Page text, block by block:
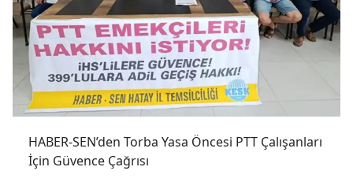
HABER-SEN’den Torba Yasa Öncesi PTT Çalışanları
İçin Güvence Çağrısı